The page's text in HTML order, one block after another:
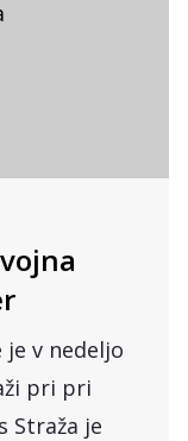
je v nedeljo
pri pri
Straža je